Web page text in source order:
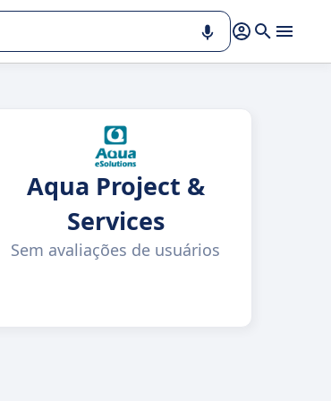
Aqua Project &
Services
Sem avaliações de usuários